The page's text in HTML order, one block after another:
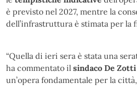
è previsto nel 2027, mentre la
dell’infrastruttura è stimata per la
“Quella di ieri sera è stata una
ha commentato il sindaco De Zotti
un’opera fondamentale per la